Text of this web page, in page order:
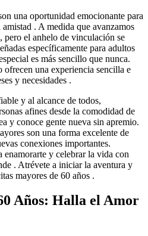
una oportunidad emocionante para
. A medida que avanzamos
pero el anhelo de vinculación se
específicamente para adultos
es más sencillo que nunca.
ofrecen una experiencia sencilla e
y necesidades .
y al alcance de todos,
afines desde la comodidad de
y conoce gente nueva sin apremio.
son una forma excelente de
conexiones importantes.
y celebrar la vida con
. Atrévete a iniciar la aventura y
mayores de 60 años .
Años: Halla el Amor